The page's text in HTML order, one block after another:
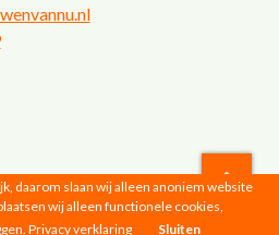
2026 |Privacyverklaring
daarom slaan wij alleen anoniem website
wij alleen functionele cookies,
Privacy verklaring Sluiten